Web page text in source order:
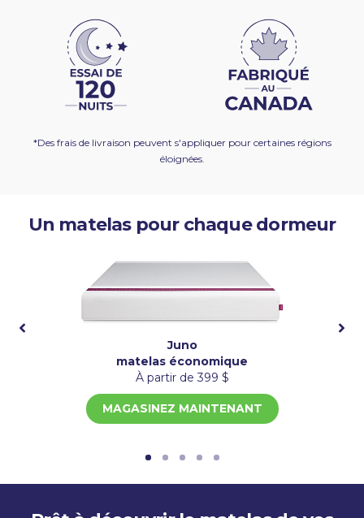
*Des frais de livraison peuvent s'appliquer pour certaines régions
éloignées.
Un matelas pour chaque dormeur
Juno
matelas économique
À partir de 399 $
MAGASINEZ MAINTENANT